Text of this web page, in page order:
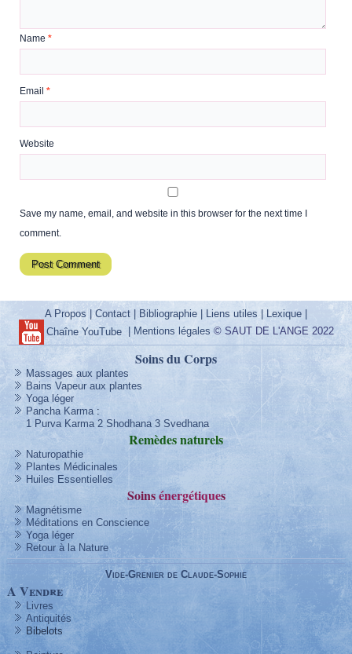
Name*
Email*
Website
Save my name, email, and website in this browser for the next time I
comment.
A Propos |Contact Bibliographie Liens utiles | Lexique
Chaîne YouTube| Mentions légales © SAUT DE L'ANGE 2022
Soins du Corps
Massages aux plantes
Bains Vapeur aux plantes
Yoga léger
Pancha Karma:
1 Purva Karma 2 Shodhana 3 Svedhana
Remèdesnaturels
Naturopathie
Plantes Médicinales
Huiles Essentielles
Soinsénergétiques
Magnétisme
Méditations en Conscience
Yoga léger
Retour à la Nature
Vide-Grenier de Claude-Sophie
A Vendre
Livres
Antiquités
Bibelots